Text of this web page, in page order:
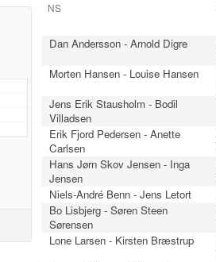
NS
Dan Andersson - Arnold Digre
Morten Hansen - Louise Hansen
Jens Erik Stausholm - Bodil
Villadsen
Erik Fjord Pedersen - Anette
Carlsen
Hans Jørn Skov Jensen - Inga
Jensen
Niels-André Benn - Jens Letort
Bo Lisbjerg - Søren Steen
Sørensen
Lone Larsen - Kirsten Bræstrup